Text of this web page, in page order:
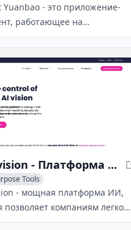
Yuanbao - это приложение-
работающее на
интеллекте, которое
различных
и возможности написания.
Robovision - Платформа компьютерного зрения на основе ИИ
Tools
- мощная платформа ИИ,
позволяет компаниям легко
развертывать и